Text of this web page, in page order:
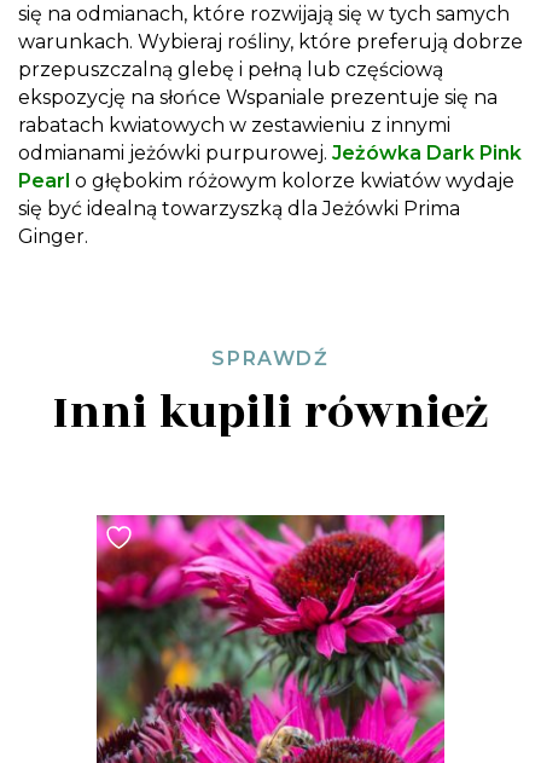
się na odmianach, które rozwijają się w tych samych
warunkach. Wybieraj rośliny, które preferują dobrze
przepuszczalną glebę i pełną lub częściową
ekspozycję na słońce Wspaniale prezentuje się na
rabatach kwiatowych w zestawieniu z innymi
odmianami jeżówki purpurowej. Jeżówka Dark Pink
Pearl o głębokim różowym kolorze kwiatów wydaje
się być idealną towarzyszką dla Jeżówki Prima
Ginger.
SPRAWDŹ
Inni kupili również